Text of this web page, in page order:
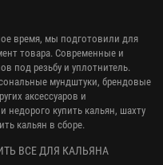
время, мы подготовили для
товара. Современные и
под резьбу и уплотнитель.
мундштуки, брендовые
аксессуаров и
купить кальян, шахту
кальян в сборе.
ВСЕ ДЛЯ КАЛЬЯНА